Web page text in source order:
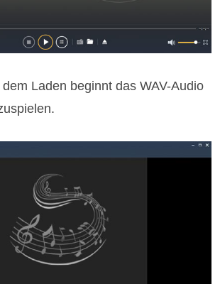
dem Laden beginnt das WAV-Audio